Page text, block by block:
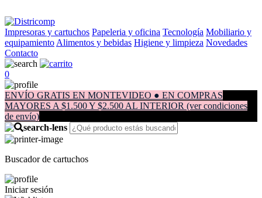
Impresoras y cartuchos Papeleria y oficina Tecnología Mobiliario y
equipamiento Alimentos y bebidas Higiene y limpieza Novedades
Contacto
0
ENVÍO GRATIS EN MONTEVIDEO ● EN COMPRAS
MAYORES A $1.500 Y $2.500 AL INTERIOR (ver condiciones
de envío)
Buscador de cartuchos
Iniciar sesión